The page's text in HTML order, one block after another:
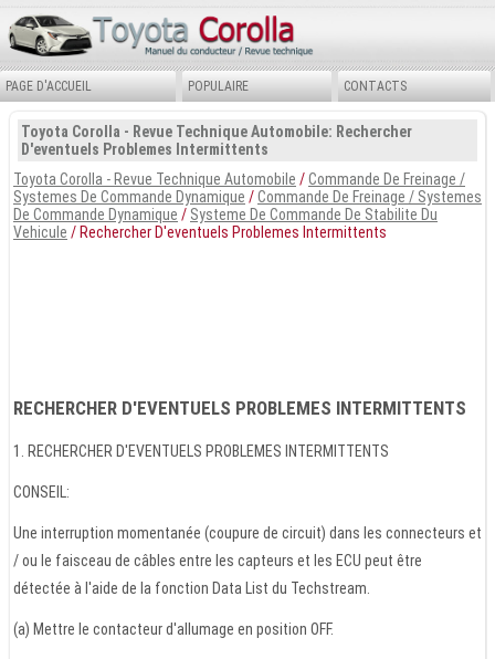
PAGE D'ACCUEIL POPULAIRE CONTACTS
Toyota Corolla - Revue Technique Automobile: Rechercher
D'eventuels Problemes Intermittents
Toyota Corolla - Revue Technique Automobile /Commande De Freinage /
Systemes De Commande Dynamique /Commande De Freinage / Systemes
De Commande Dynamique / Systeme De Commande De Stabilite Du
Vehicule / Rechercher D'eventuels Problemes Intermittents
RECHERCHER D'EVENTUELS PROBLEMES INTERMITTENTS
1. RECHERCHER D'EVENTUELS PROBLEMES INTERMITTENTS
CONSEIL:
Une interruption momentanée (coupure de circuit) dans les connecteurs et
/ ou le faisceau de câbles entre les capteurs et les ECU peut être
détectée à l'aide de la fonction Data List du Techstream.
(a) Mettre le contacteur d'allumage en position OFF.